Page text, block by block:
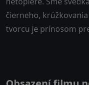
čierneho,
tvorcu je prínosom